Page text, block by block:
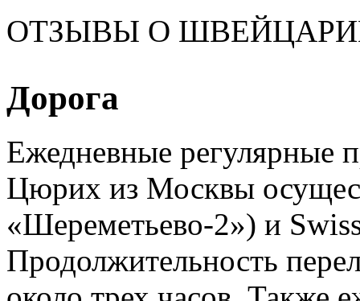
ОТЗЫВЫ О
Дорога
Ежедневные регулярные
Цюрих из Москвы
«Шереметьево-2») и
Продолжительность